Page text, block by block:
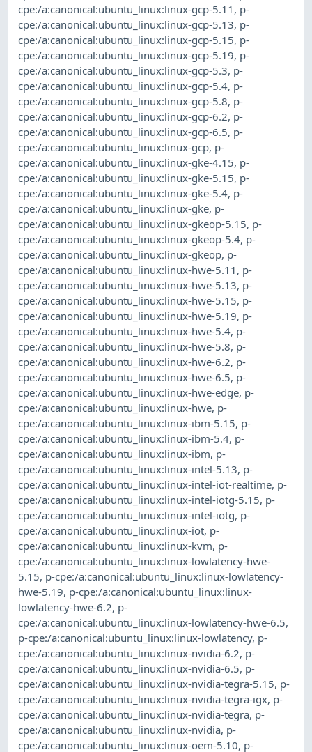
cpe:/a:canonical:ubuntu_linux:linux-gcp-5.11 , p-
cpe:/a:canonical:ubuntu_linux:linux-gcp-5.13, p-
cpe:/a:canonical:ubuntu_linux:linux-gcp-5.15, p-
cpe:/a:canonical:ubuntu_linux:linux-gcp-5.19, p-
cpe:/a:canonical:ubuntu_linux:linux-gcp-5.3, p-
cpe:/a:canonical:ubuntu_linux:linux-gcp-5.4, p-
cpe:/a:canonical:ubuntu_linux:linux-gcp-5.8, p-
cpe:/a:canonical:ubuntu_linux:linux-gcp-6.2, p-
cpe:/a:canonical:ubuntu_linux:linux-gcp-6.5, p-
cpe:/a:canonical:ubuntu_linux:linux-gcp, p-
cpe:/a:canonical:ubuntu_linux:linux-gke-4.15, p-
cpe:/a:canonical:ubuntu_linux:linux-gke-5.15, p-
cpe:/a:canonical:ubuntu_linux:linux-gke-5.4, p-
cpe:/a:canonical:ubuntu_linux:linux-gke, p-
cpe:/a:canonical:ubuntu_linux:linux-gkeop-5.15, p-
cpe:/a:canonical:ubuntu_linux:linux-gkeop-5.4, p-
cpe:/a:canonical:ubuntu_linux:linux-gkeop, p-
cpe:/a:canonical:ubuntu_linux:linux-hwe-5.11 , p-
cpe:/a:canonical:ubuntu_linux:linux-hwe-5.13, p-
cpe:/a:canonical:ubuntu_linux:linux-hwe-5.15, p-
cpe:/a:canonical:ubuntu_linux:linux-hwe-5.19, p-
cpe:/a:canonical:ubuntu_linux:linux-hwe-5.4, p-
cpe:/a:canonical:ubuntu_linux:linux-hwe-5.8, p-
cpe:/a:canonical:ubuntu_linux:linux-hwe-6.2, p-
cpe:/a:canonical:ubuntu_linux:linux-hwe-6.5, p-
cpe:/a:canonical:ubuntu_linux:linux-hwe-edge, p-
cpe:/a:canonical:ubuntu_linux:linux-hwe, p-
cpe:/a:canonical:ubuntu_linux:linux-ibm-5.15, p-
cpe:/a:canonical:ubuntu_linux:linux-ibm-5.4, p-
cpe:/a:canonical:ubuntu_linux:linux-ibm, p-
cpe:/a:canonical:ubuntu_linux:linux-intel-5.13, p-
cpe:/a:canonical:ubuntu_linux:linux-intel-iot-realtime, p-
cpe:/a:canonical:ubuntu_linux:linux-intel-iotg-5.15, p-
cpe:/a:canonical:ubuntu_linux:linux-intel-iotg, p-
cpe:/a:canonical:ubuntu_linux:linux-iot, p-
cpe:/a:canonical:ubuntu_linux:linux-kvm, p-
cpe:/a:canonical:ubuntu_linux:linux-lowlatency-hwe-
5.15, p-cpe:/a:canonical:ubuntu_linux:linux-lowlatency-
hwe-5.19, p-cpe:/a:canonical:ubuntu_linux:linux-
lowlatency-hwe-6.2, p-
cpe:/a:canonical:ubuntu_linux:linux-lowlatency-hwe-6.5,
p-cpe:/a:canonical:ubuntu_linux:linux-lowlatency, p-
cpe:/a:canonical:ubuntu_linux:linux-nvidia-6.2, p-
cpe:/a:canonical:ubuntu_linux:linux-nvidia-6.5, p-
cpe:/a:canonical:ubuntu_linux:linux-nvidia-tegra-5.15, p-
cpe:/a:canonical:ubuntu_linux:linux-nvidia-tegra-igx, p-
cpe:/a:canonical:ubuntu_linux:linux-nvidia-tegra, p-
cpe:/a:canonical:ubuntu_linux:linux-nvidia, p-
cpe:/a:canonical:ubuntu_linux:linux-oem-5.10, p-